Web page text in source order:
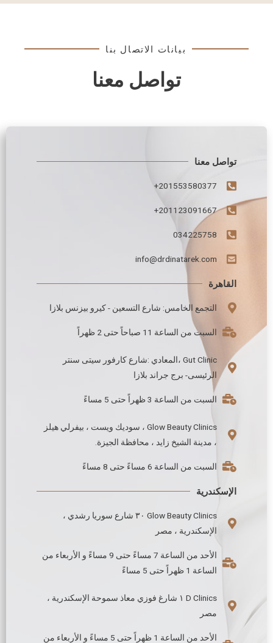
بيانات الاتصال بنا
تواصل معنا
تواصل معنا
201553580377+
201123091667+
034225758
info@drdinatarek.com
القاهرة
التجمع الخامس: شارع التسعين - كيرو بيزنس بلازا
السبت من الساعة 11 صباحاً حتى 2 ظهراً
Gut Clinic ،المعادي :شارع كارفور سيتى سنتر
الرئيسى- برج جراند بلازا
السبت من الساعة 3 ظهراً حتى 5 مساءً
Glow Beauty Clinics ، سوديك ويست ، بيفرلي هيلز
، مدينة الشيخ زايد ، محافظة الجيزة.
السبت من الساعة 6 مساءً حتى 8 مساءً
الإسكندرية
Glow Beauty Clinics ٣٠ شارع سوريا رشدي ،
الإسكندرية ، مصر
الأحد من الساعة 7 مساءً حتى 9 مساءً و الأربعاء من
الساعة 1 ظهراً حتى 5 مساءً
D Clinics ١ شارغ فوزي معاذ سموحة الإسكندرية ،
مصر
الأحد من الساعة 1 ظهراً حتى 5 مساءً و الأربعاء من